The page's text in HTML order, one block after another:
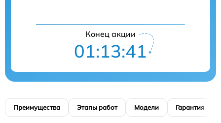
Конец акции
01:13:41
Преимущества Этапы работ Модели Гарантия